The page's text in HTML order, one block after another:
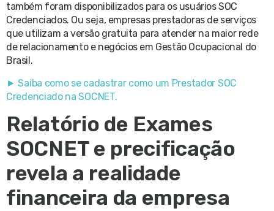
também foram disponibilizados para os usuários SOC
Credenciados. Ou seja, empresas prestadoras de serviços
que utilizam a versão gratuita para atender na maior rede
de relacionamento e negócios em Gestão Ocupacional do
Brasil.
► Saiba como se cadastrar como um Prestador SOC
Credenciado na SOCNET.
Relatório de Exames
SOCNET e precificação
revela a realidade
financeira da empresa